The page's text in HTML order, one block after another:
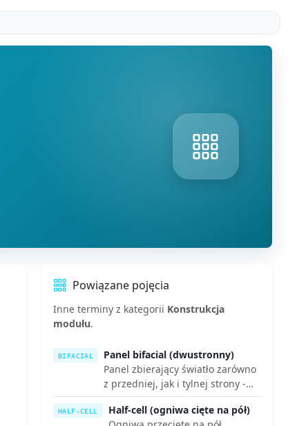
Powiązane pojęcia
Inne terminy z kategorii Konstrukcja
modułu.
BIFACIAL
Panel bifacial (dwustronny)
Panel zbierający światło zarówno
z przedniej, jak i tylnej strony -
dodatkowy uzysk 5-25% zależnie
od podłoża.
HALF-CELL
Half-cell (ogniwa cięte na pół)